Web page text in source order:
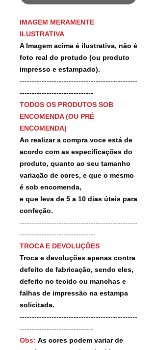
IMAGEM MERAMENTE
ILUSTRATIVA
A Imagem acima é ilustrativa, não é
foto real do protudo (ou produto
impresso e estampado).
------------------------------------------------
------------------------------
TODOS OS PRODUTOS SOB
ENCOMENDA (OU PRÉ
ENCOMENDA)
Ao realizar a compra voce está de
acordo com as especificações do
produto, quanto ao seu tamanho
variação de cores, e que o mesmo
é sob encomenda,
e que leva de 5 a 10 dias úteis para
confeção.
------------------------------------------------
-------------------------------
TROCA E DEVOLUÇÕES
Troca e devoluções apenas contra
defeito de fabricação, sendo eles,
defeito no tecido ou manchas e
falhas de impressão na estampa
solicitada.
------------------------------------------------
------------------------------
Obs: As cores podem variar de